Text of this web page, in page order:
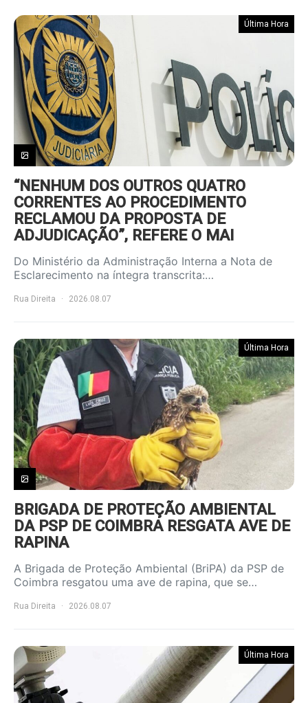
Última Hora
“NENHUM DOS OUTROS QUATRO
CORRENTES AO PROCEDIMENTO
RECLAMOU DA PROPOSTA DE
ADJUDICAÇÃO”, REFERE O MAI
Do Ministério da Administração Interna a Nota de
Esclarecimento na íntegra transcrita:…
Rua Direita 2026.08.07
Última Hora
BRIGADA DE PROTEÇÃO AMBIENTAL
DA PSP DE COIMBRA RESGATA AVE DE
RAPINA
A Brigada de Proteção Ambiental (BriPA) da PSP de
Coimbra resgatou uma ave de rapina, que se…
Rua Direita 2026.08.07
Última Hora